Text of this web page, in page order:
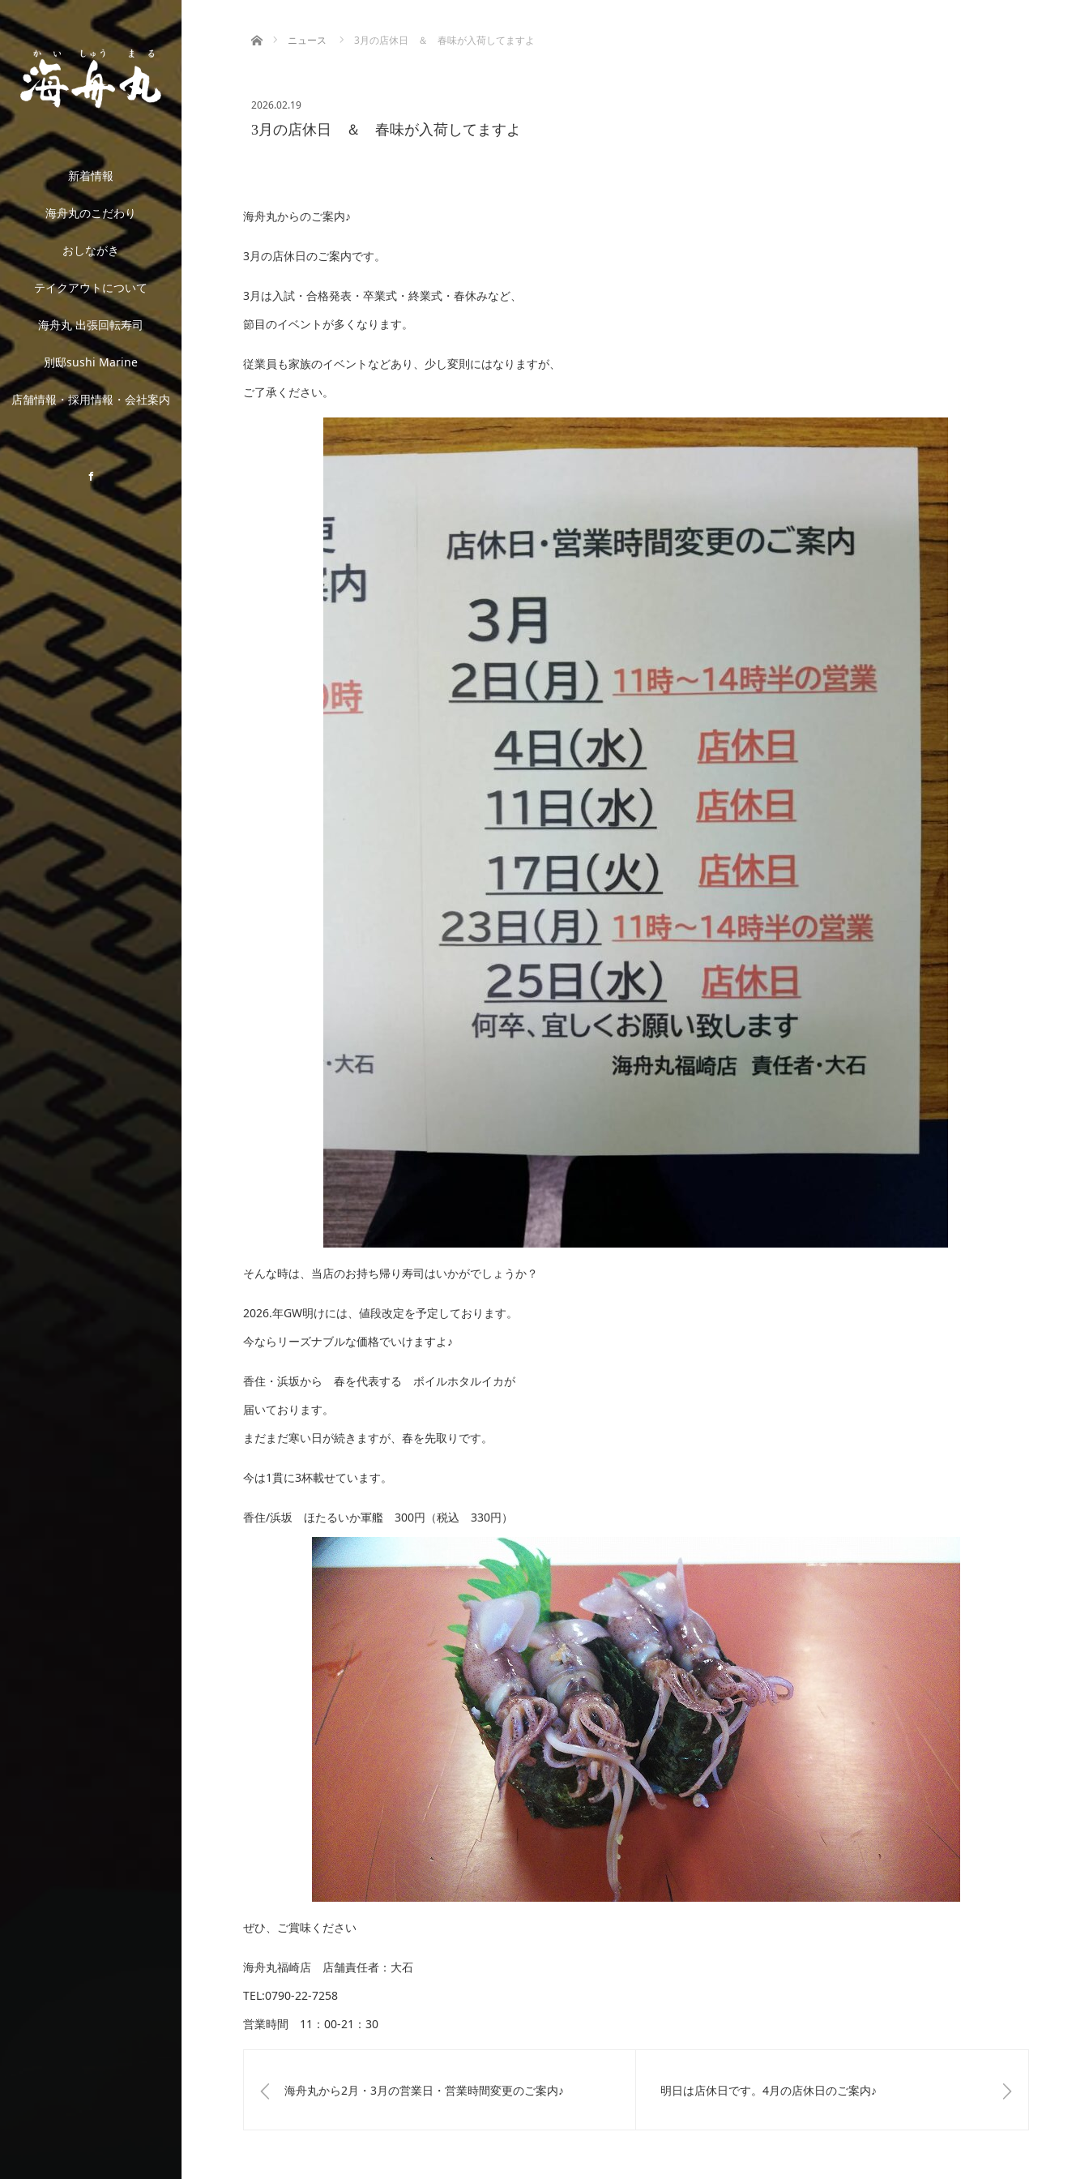
新着情報
海舟丸のこだわり
おしながき
テイクアウトについて
海舟丸 出張回転寿司
別邸sushi Marine
店舗情報・採用情報・会社案内
Facebook
ホーム ニュース 3月の店休日 ＆ 春味が入荷してますよ
2026.02.19
3月の店休日 ＆ 春味が入荷してますよ
海舟丸からのご案内♪
3月の店休日のご案内です。
3月は入試・合格発表・卒業式・終業式・春休みなど、
節目のイベントが多くなります。
従業員も家族のイベントなどあり、少し変則にはなりますが、
ご了承ください。
そんな時は、当店のお持ち帰り寿司はいかがでしょうか？
2026.年GW明けには、値段改定を予定しております。
今ならリーズナブルな価格でいけますよ♪
香住・浜坂から 春を代表する ボイルホタルイカが
届いております。
まだまだ寒い日が続きますが、春を先取りです。
今は1貫に3杯載せています。
香住/浜坂 ほたるいか軍艦 300円（税込 330円）
ぜひ、ご賞味ください
海舟丸福崎店 店舗責任者：大石
TEL:0790-22-7258
営業時間 11：00-21：30
海舟丸から2月・3月の営業日・営業時間変更のご案内♪ 明日は店休日です。4月の店休日のご案内♪